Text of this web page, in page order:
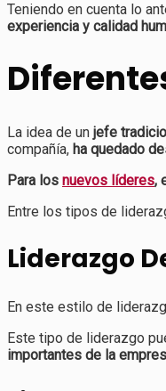
Teniendo en cuenta lo
experiencia y calidad
La idea de un jefe
compañía, ha quedado
Para los nuevos líderes,
Entre los tipos de
Liderazgo
En este estilo de
Este tipo de liderazgo
importantes de la